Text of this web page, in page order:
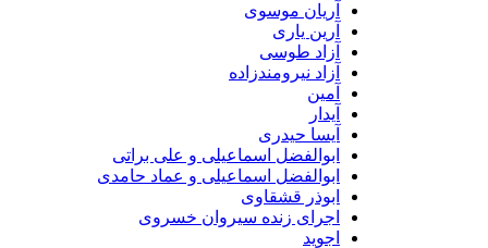
آریان موسوی
آرین یاری
آزاد طوسی
آزاد نیرومندزاده
آیسا حیدری
ابوالفضل اسماعیلی و علی براتی
ابوالفضل اسماعیلی و عماد حامدی
ابوذر قشقاوی
اجرای زنده سیروان خسروی